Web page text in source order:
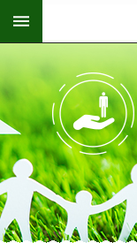
跳到主要內容區塊